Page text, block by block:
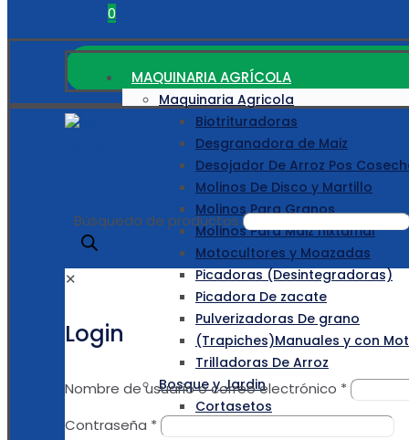
0
MAQUINARIA AGRÍCOLA
Maquinaria Agricola
Biotrituradoras
Desgranadora de Maiz
Desojador De Arroz Pos
Molinos De Disco y Martillo
Molinos Para Granos
Molinos Para Maiz nixtamal
Motocultores y Moazadas
Picadoras (Desintegradoras)
Picadora De zacate
Pulverizadoras De grano
(Trapiches)Manuales y con
Trilladoras De Arroz
Bosque y Jardin
Cortasetos
Búsqueda de productos
✕
Login
Nombre de usuario o correo electrónico *
Contraseña *